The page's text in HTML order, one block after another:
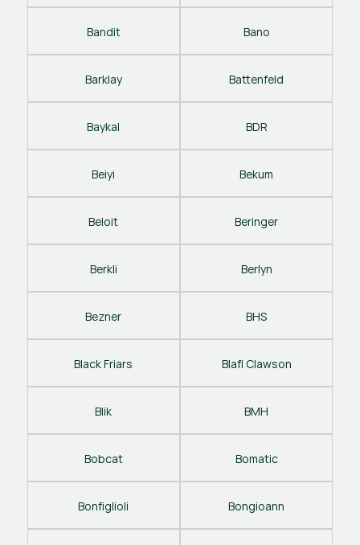
Bandit Bano
Barklay Battenfeld
Baykal BDR
Beiyi Bekum
Beloit Beringer
Berkli Berlyn
Bezner BHS
Black Friars Blafl Clawson
Blik BMH
Bobcat Bomatic
Bonfiglioli Bongioann